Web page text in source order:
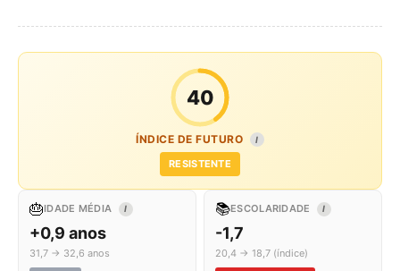
40
ÍNDICE DE FUTURO I
RESISTENTE
🎂IDADE MÉDIA I
+0,9 anos
31,7 → 32,6 anos
📚ESCOLARIDADE I
-1,7
20,4 → 18,7 (índice)